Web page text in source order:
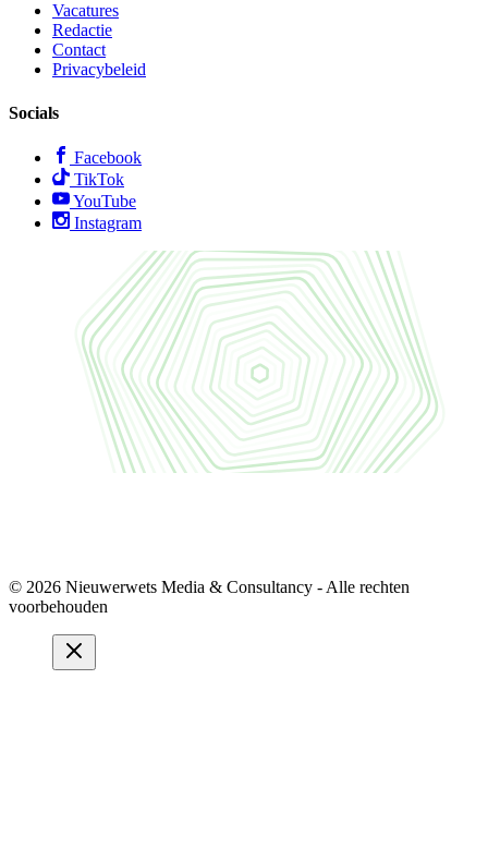
Vacatures
Redactie
Contact
Privacybeleid
Socials
Facebook
TikTok
YouTube
Instagram
© 2026 Nieuwerwets Media & Consultancy - Alle rechten
voorbehouden